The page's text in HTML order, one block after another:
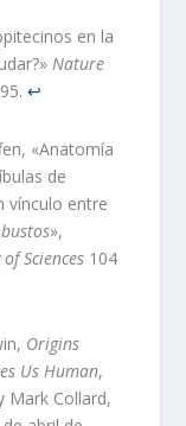
en la
Nature
↩︎
«Anatomía
de
vínculo entre
»,
Sciences 104
Origins
Us Human,
Mark Collard,